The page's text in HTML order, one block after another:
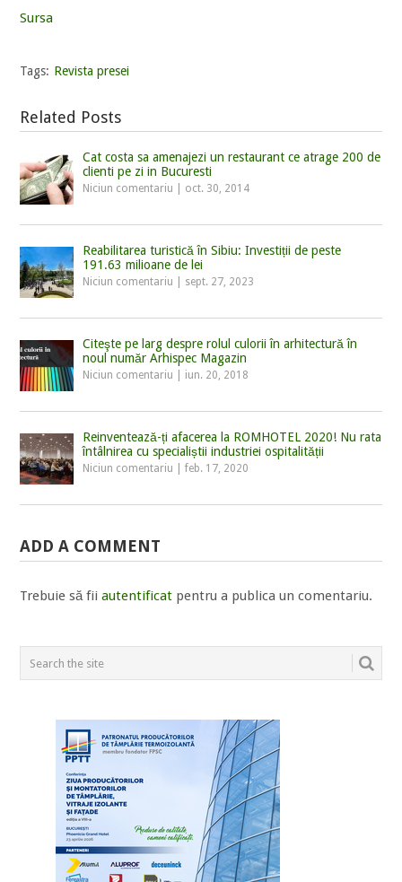
Sursa
Tags: Revista presei
Related Posts
Cat costa sa amenajezi un restaurant ce atrage 200 de
clienti pe zi in Bucuresti
Niciun comentariu oct. 30, 2014
Reabilitarea turistică în Sibiu: Investiții de peste
191.63 milioane de lei
Niciun comentariu sept. 27, 2023
Citeşte pe larg despre rolul culorii în arhitectură în
noul număr Arhispec Magazin
Niciun comentariu iun. 20, 2018
Reinventează-ți afacerea la ROMHOTEL 2020! Nu rata
întâlnirea cu specialiștii industriei ospitalității
Niciun comentariu |feb. 17, 2020
ADD A COMMENT
Trebuie să fiiautentificat pentru a publica un comentariu.